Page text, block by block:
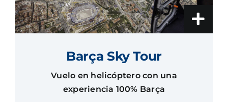
Barça Sky Tour
Vuelo en helicóptero con una
experiencia 100% Barça